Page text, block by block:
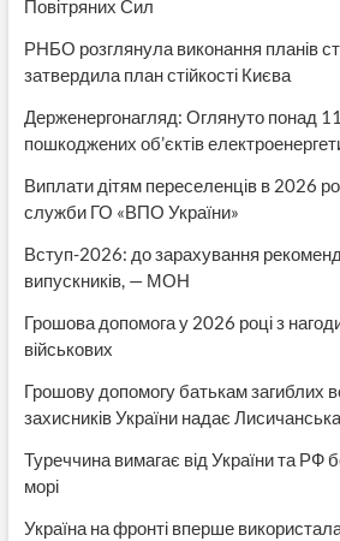
Повітряних Сил
РНБО розглянула виконання планів
затвердила план стійкості Києва
Держенергонагляд: Оглянуто понад
пошкоджених об’єктів
Виплати дітям переселенців в 2026
служби ГО «ВПО України»
Вступ-2026: до зарахування
випускників, — МОН
Грошова допомога у 2026 році з
військових
Грошову допомогу батькам загиблих
захисників України надає
Туреччина вимагає від України та РФ
морі
Україна на фронті вперше